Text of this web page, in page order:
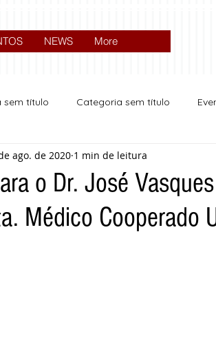
NEWS More
sem título Categoria sem título
2024 Política
o Dr. José
Médico Cooperado
ago. de 2020 1 min de leitura